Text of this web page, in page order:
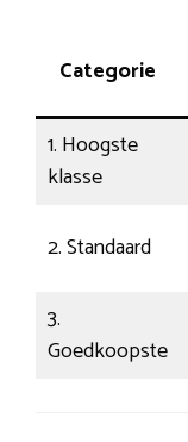
Categorie
1. Hoogste
klasse
2. Standaard
3.
Goedkoopste